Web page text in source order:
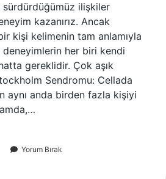
sürdürdüğümüz ilişkiler
kazanırız. Ancak
kişi kelimenin tam anlamıyla
deneyimlerin her biri kendi
gereklidir. Çok aşık
Sendromu: Cellada
aynı anda birden fazla kişiyi
Yorum Bırak